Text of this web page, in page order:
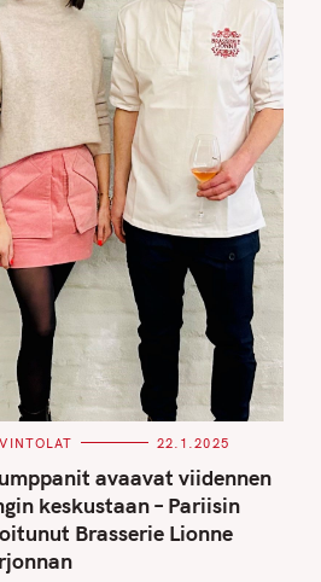
22.1.2025
avaavat viidennen
keskustaan – Pariisin
Brasserie Lionne